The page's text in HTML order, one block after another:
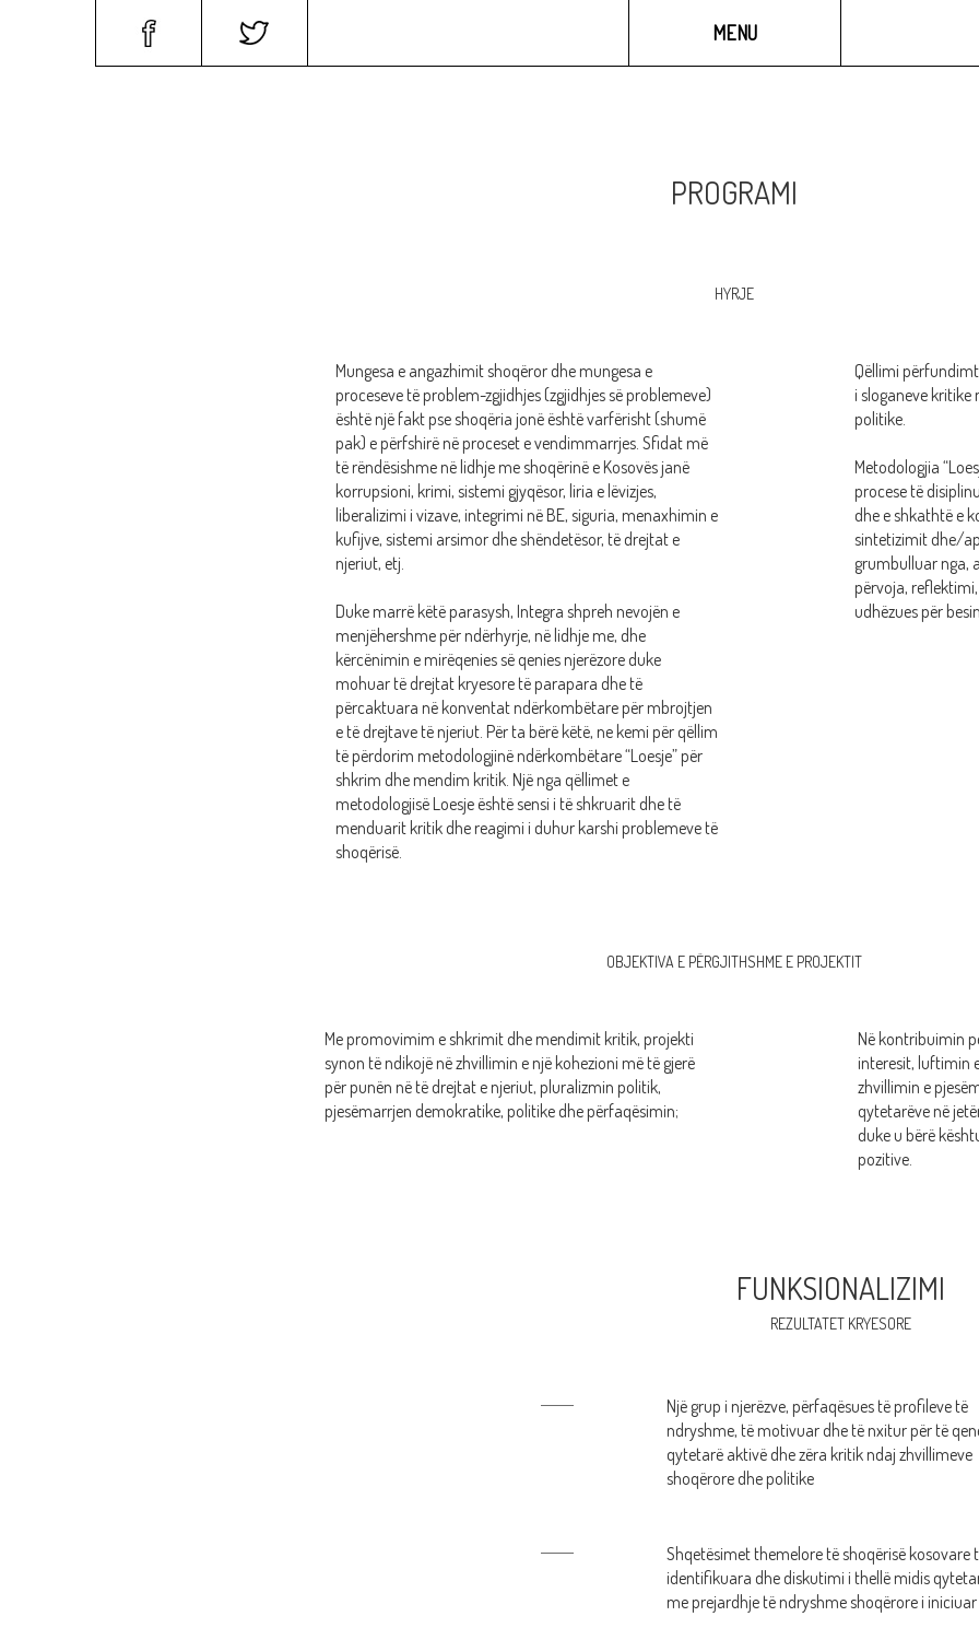
MENU
PROGRAMI
HYRJE
Mungesa e angazhimit shoqëror dhe mungesa e
proceseve të problem-zgjidhjes (zgjidhjes së problemeve)
është një fakt pse shoqëria jonë është varfërisht (shumë
pak) e përfshirë në proceset e vendimmarrjes. Sfidat më
të rëndësishme në lidhje me shoqërinë e Kosovës janë
korrupsioni, krimi, sistemi gjyqësor, liria e lëvizjes,
liberalizimi i vizave, integrimi në BE, siguria, menaxhimin e
kufijve, sistemi arsimor dhe shëndetësor, të drejtat e
njeriut, etj.
Duke marrë këtë parasysh, Integra shpreh nevojën e
menjëhershme për ndërhyrje, në lidhje me, dhe
kërcënimin e mirëqenies së qenies njerëzore duke
mohuar të drejtat kryesore të parapara dhe të
përcaktuara në konventat ndërkombëtare për mbrojtjen
e të drejtave të njeriut. Për ta bërë këtë, ne kemi për qëllim
të përdorim metodologjinë ndërkombëtare “Loesje” për
shkrim dhe mendim kritik. Një nga qëllimet e
metodologjisë Loesje është sensi i të shkruarit dhe të
menduarit kritik dhe reagimi i duhur karshi problemeve të
shoqërisë.
Qëllimi
i sloganeve kritike
politike.
Metodologjia
procese të
dhe e shkathtë e
sintetizimit dhe/
grumbulluar nga,
përvoja,
udhëzues për
OBJEKTIVA E PËRGJITHSHME E PROJEKTIT
Me promovimim e shkrimit dhe mendimit kritik, projekti
synon të ndikojë në zhvillimin e një kohezioni më të gjerë
për punën në të drejtat e njeriut, pluralizmin politik,
pjesëmarrjen demokratike, politike dhe përfaqësimin;
Në kontribuimin
interesit, luftimin
zhvillimin e
qytetarëve në
duke u bërë
pozitive.
FUNKSIONALIZIMI
REZULTATET KRYESORE
Një grup i njerëzve, përfaqësues të profileve të
ndryshme, të motivuar dhe të nxitur për të
qytetarë aktivë dhe zëra kritik ndaj zhvillimeve
shoqërore dhe politike
Shqetësimet themelore të shoqërisë kosovare
identifikuara dhe diskutimi i thellë midis
me prejardhje të ndryshme shoqërore i iniciuar